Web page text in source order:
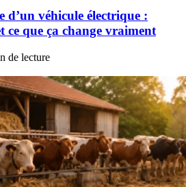
d’un véhicule électrique :
ce que ça change vraiment
de lecture